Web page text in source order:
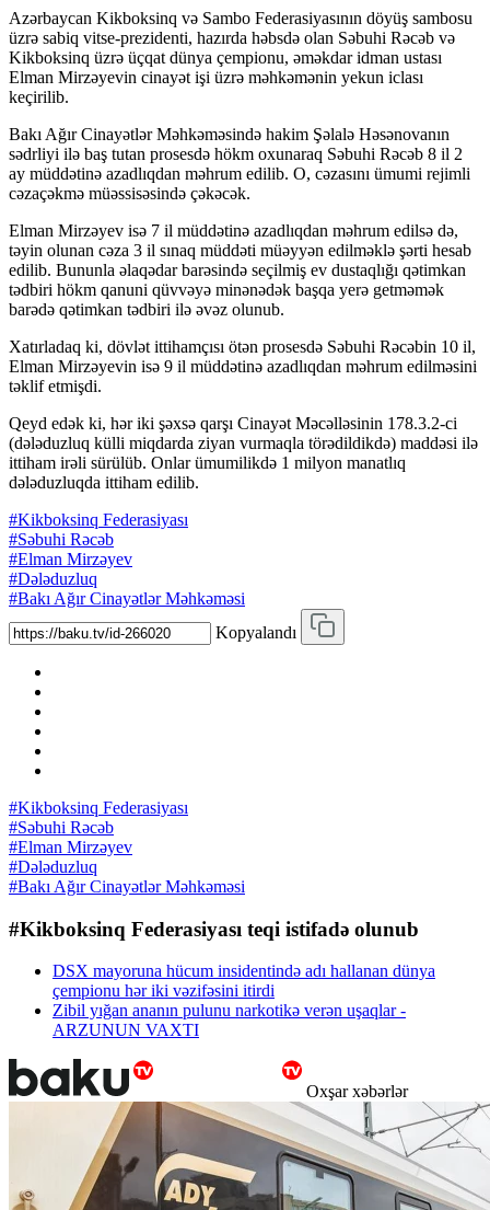
Azərbaycan Kikboksinq və Sambo Federasiyasının döyüş sambosu
üzrə sabiq vitse-prezidenti, hazırda həbsdə olan Səbuhi Rəcəb və
Kikboksinq üzrə üçqat dünya çempionu, əməkdar idman ustası
Elman Mirzəyevin cinayət işi üzrə məhkəmənin yekun iclası
keçirilib.
Bakı Ağır Cinayətlər Məhkəməsində hakim Şəlalə Həsənovanın
sədrliyi ilə baş tutan prosesdə hökm oxunaraq Səbuhi Rəcəb 8 il 2
ay müddətinə azadlıqdan məhrum edilib. O, cəzasını ümumi rejimli
cəzaçəkmə müəssisəsində çəkəcək.
Elman Mirzəyev isə 7 il müddətinə azadlıqdan məhrum edilsə də,
təyin olunan cəza 3 il sınaq müddəti müəyyən edilməklə şərti hesab
edilib. Bununla əlaqədar barəsində seçilmiş ev dustaqlığı qətimkan
tədbiri hökm qanuni qüvvəyə minənədək başqa yerə getməmək
barədə qətimkan tədbiri ilə əvəz olunub.
Xatırladaq ki, dövlət ittihamçısı ötən prosesdə Səbuhi Rəcəbin 10 il,
Elman Mirzəyevin isə 9 il müddətinə azadlıqdan məhrum edilməsini
təklif etmişdi.
Qeyd edək ki, hər iki şəxsə qarşı Cinayət Məcəlləsinin 178.3.2-ci
(dələduzluq külli miqdarda ziyan vurmaqla törədildikdə) maddəsi ilə
ittiham irəli sürülüb. Onlar ümumilikdə 1 milyon manatlıq
dələduzluqda ittiham edilib.
#Kikboksinq Federasiyası
#Səbuhi Rəcəb
#Elman Mirzəyev
#Dələduzluq
#Bakı Ağır Cinayətlər Məhkəməsi
Kopyalandı
#Kikboksinq Federasiyası
#Səbuhi Rəcəb
#Elman Mirzəyev
#Dələduzluq
#Bakı Ağır Cinayətlər Məhkəməsi
#Kikboksinq Federasiyası teqi istifadə olunub
DSX mayoruna hücum insidentində adı hallanan dünya
çempionu hər iki vəzifəsini itirdi
Zibil yığan ananın pulunu narkotikə verən uşaqlar -
ARZUNUN VAXTI
Oxşar xəbərlər